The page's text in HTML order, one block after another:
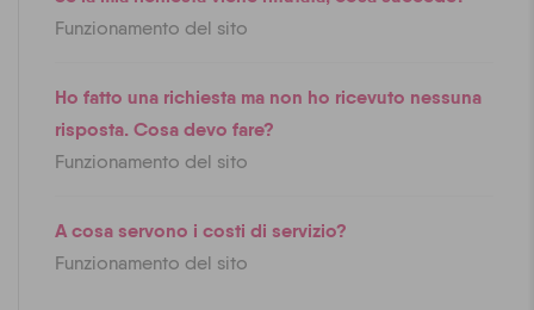
Funzionamento del sito
Ho fatto una richiesta ma non ho ricevuto nessuna
risposta. Cosa devo fare?
Funzionamento del sito
A cosa servono i costi di servizio?
Funzionamento del sito